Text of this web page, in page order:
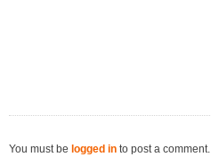
You must be logged in to post a comment.